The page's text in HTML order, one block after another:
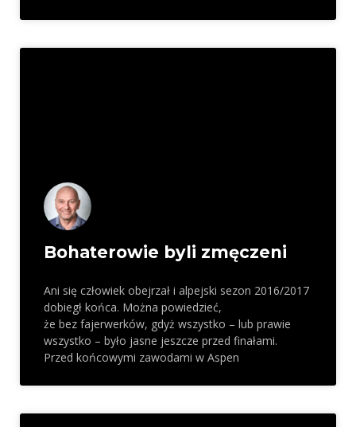
Bohaterowie byli zmęczeni
Ani się człowiek obejrzał i alpejski sezon 2016/2017
dobiegł końca. Można powiedzieć,
że bez fajerwerków, gdyż wszystko – lub prawie
wszystko – było jasne jeszcze przed finałami.
Przed końcowymi zawodami w Aspen